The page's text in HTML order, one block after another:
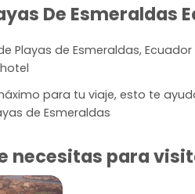
De Esmeraldas
Playas de Esmeraldas,
para tu viaje, esto te
de Esmeraldas
necesitas para